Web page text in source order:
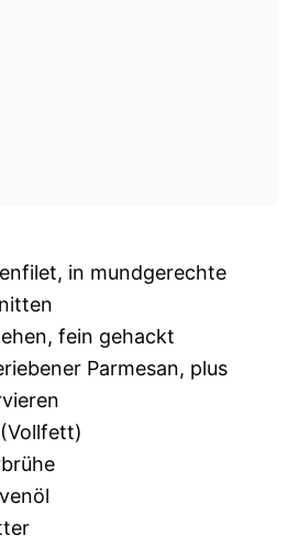
in mundgerechte
fein gehackt
Parmesan, plus